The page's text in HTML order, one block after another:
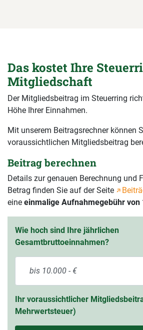
Das kostet Ihre
Mitgliedschaft
Der Mitgliedsbeitrag im Steuerring
Höhe Ihrer Einnahmen.
Mit unserem Beitragsrechner können
voraussichtlichen Mitgliedsbeitrag
Beitrag berechnen
Details zur genauen Berechnung und
Betrag finden Sie auf der Seite
eine einmalige Aufnahmegebühr von
Wie hoch sind Ihre jährlichen
Gesamtbruttoeinnahmen?
Ihr voraussichtlicher
Mehrwertsteuer)